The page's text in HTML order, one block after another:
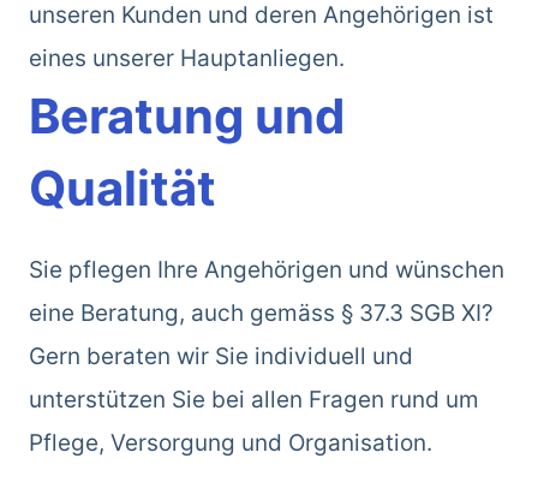
unseren Kunden und deren Angehörigen ist
eines unserer Hauptanliegen.
Beratung und
Qualität
Sie pflegen Ihre Angehörigen und wünschen
eine Beratung, auch gemäss § 37.3 SGB XI?
Gern beraten wir Sie individuell und
unterstützen Sie bei allen Fragen rund um
Pflege, Versorgung und Organisation.